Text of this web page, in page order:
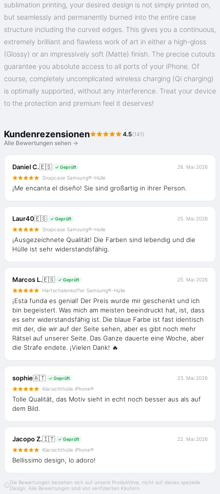
sublimation printing, your desired design is not simply printed on,
but seamlessly and permanently burned into the entire case
structure including the curved edges. This gives you a continuous,
extremely brilliant and flawless work of art in either a high-gloss
(Glossy) or an impressively soft (Matte) finish. The precise cutouts
guarantee you absolute access to all ports of your iPhone. Of
course, completely uncomplicated wireless charging (Qi charging)
is optimally supported, without any interference. Treat your device
to the protection and premium feel it deserves!
Kundenrezensionen 4.5(141)
Alle Bewertungen sehen →
Daniel C.🇪🇸 ✓ Geprüft
26. Mai 2026
Snapcase Samsung®-Hülle
¡Me encanta el diseño! Sie sind großartig in ihrer Person.
Laur40🇪🇸 ✓ Geprüft
25. Mai 2026
Snapcase Samsung®-Hülle
¡Ausgezeichnete Qualität! Die Farben sind lebendig und die
Hülle ist sehr widerstandsfähig.
Marcos L.🇪🇸 ✓ Geprüft
25. Mai 2026
Hartschalenkoffer Samsung®-Hülle
¡Esta funda es genial! Der Preis wurde mir geschenkt und ich
bin begeistert. Was mich am meisten beeindruckt hat, ist, dass
es sehr widerstandsfähig ist. Die blaue Farbe ist fast identisch
mit der, die wir auf der Seite sehen, aber es gibt noch mehr
Rätsel auf unserer Seite. Das Ganze dauerte eine Woche, aber
die Strafe endete. ¡Vielen Dank! 🔥
sophie🇦🇹 ✓ Geprüft
23. Mai 2026
Klarsichthülle iPhone®
Tolle Qualität, das Motiv sieht in echt noch besser aus als auf
dem Bild.
Jacopo Z.🇮🇹 ✓ Geprüft
22. Mai 2026
Klarsichthülle iPhone®
Bellissimo design, lo adoro!
Die Bewertungen beziehen sich auf unsere Produktlinie, nicht auf dieses spezielle
Design. Alle Bewertungen sind von verifizierten Käufern.